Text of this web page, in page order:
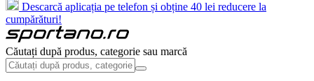
Descarcă aplicația pe telefon și obține 40 lei reducere la
cumpărături!
Căutați după produs, categorie sau marcă